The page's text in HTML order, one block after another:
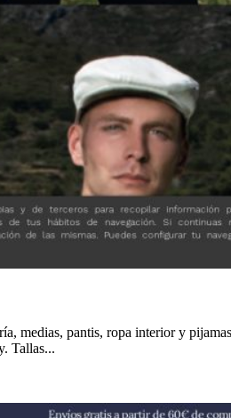
medias, pantis, ropa interior y pijamas
Tallas...